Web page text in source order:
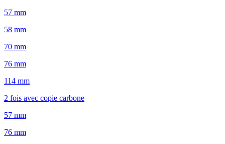
57 mm
58 mm
70 mm
76 mm
114 mm
2 fois avec copie carbone
57 mm
76 mm